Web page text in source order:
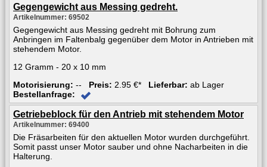
Gegengewicht aus Messing gedreht.
Artikelnummer: 69502
Gegengewicht aus Messing gedreht mit Bohrung zum
Anbringen im Faltenbalg gegenüber dem Motor in Antrieben mit
stehendem Motor.
12 Gramm - 20 x 10 mm
Motorisierung: -- Preis: 2.95 €* Lieferbar: ab Lager
Bestellanfrage:
Getriebeblock für den Antrieb mit stehendem Motor
Artikelnummer: 69400
Die Fräsarbeiten für den aktuellen Motor wurden durchgeführt.
Somit passt unser Motor sauber und ohne Nacharbeiten in die
Halterung.